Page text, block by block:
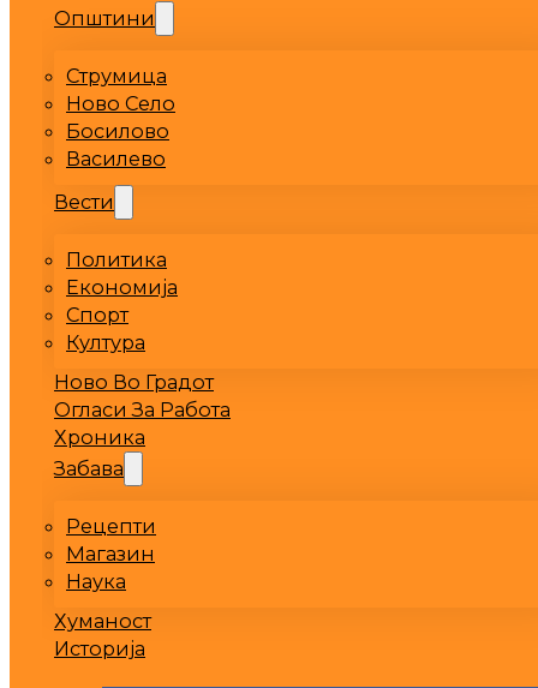
Општини
Струмица
Ново Село
Босилово
Василево
Вести
Политика
Економија
Спорт
Култура
Ново Во Градот
Огласи За Работа
Хроника
Забава
Рецепти
Магазин
Наука
Хуманост
Историја